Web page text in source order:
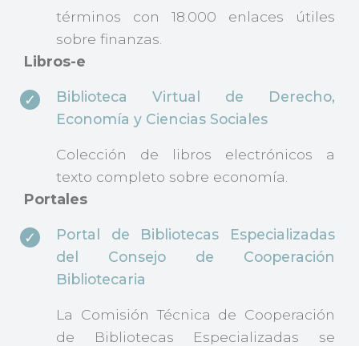
términos con 18.000 enlaces útiles
sobre finanzas.
Libros-e
Biblioteca Virtual de Derecho,
Economía y Ciencias Sociales
Colección de libros electrónicos a
texto completo sobre economía.
Portales
Portal de Bibliotecas Especializadas
del Consejo de Cooperación
Bibliotecaria
La Comisión Técnica de Cooperación
de Bibliotecas Especializadas se